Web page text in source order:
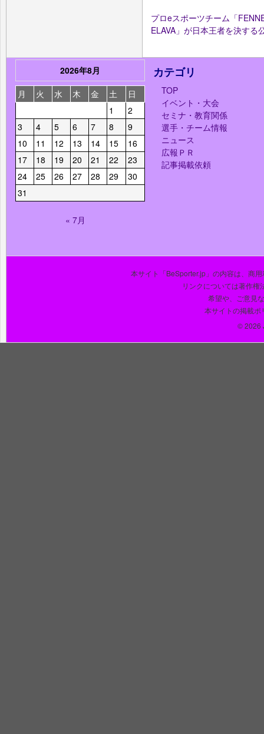
プロeスポーツチーム「
ELAVA」が日本王者を決する
2026年8月
月
火 水 木 金 土
日
1
2
3
4 5 6 7 8
9
10
11 12 13 14 15
16
17
18 19 20 21 22
23
24
25 26 27 28 29
30
31
« 7月
カテゴリ
TOP
イベント・大会
セミナ・教育関係
選手・チーム情報
ニュース
広報ＰＲ
記事掲載依頼
本サイト「BeSporter.jp」の内容は、商
リンクについては著作権
希望や、ご意見
本サイトの掲載ポ
© 2026